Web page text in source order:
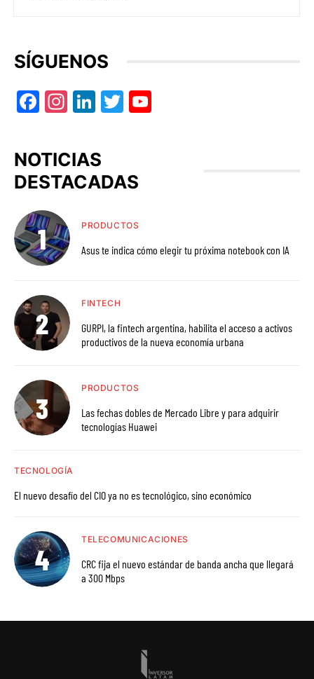
SÍGUENOS
Facebook
Instagram
LinkedIn
Twitter
NOTICIAS
DESTACADAS
PRODUCTOS
Asus te indica cómo elegir tu próxima notebook con IA
FINTECH
GURPI, la fintech argentina, habilita el acceso a activos
productivos de la nueva economía urbana
PRODUCTOS
Las fechas dobles de Mercado Libre y para adquirir
tecnologías Huawei
TECNOLOGÍA
El nuevo desafío del CIO ya no es tecnológico, sino económico
TELECOMUNICACIONES
CRC fija el nuevo estándar de banda ancha que llegará
a 300 Mbps